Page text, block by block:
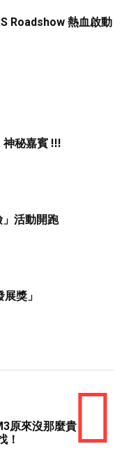
Roadshow 熱血啟動
秘嘉賓 !!!
活動開跑
獎」
原來沒那麼貴
！